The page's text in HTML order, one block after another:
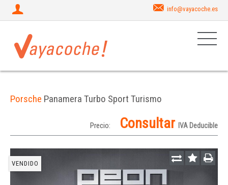
info@vayacoche.es
Porsche Panamera Turbo Sport Turismo
Precio: Consultar IVA Deducible
VENDIDO